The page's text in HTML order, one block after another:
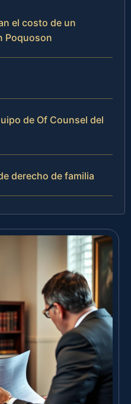
el costo de un
Poquoson
de Of Counsel del
derecho de familia